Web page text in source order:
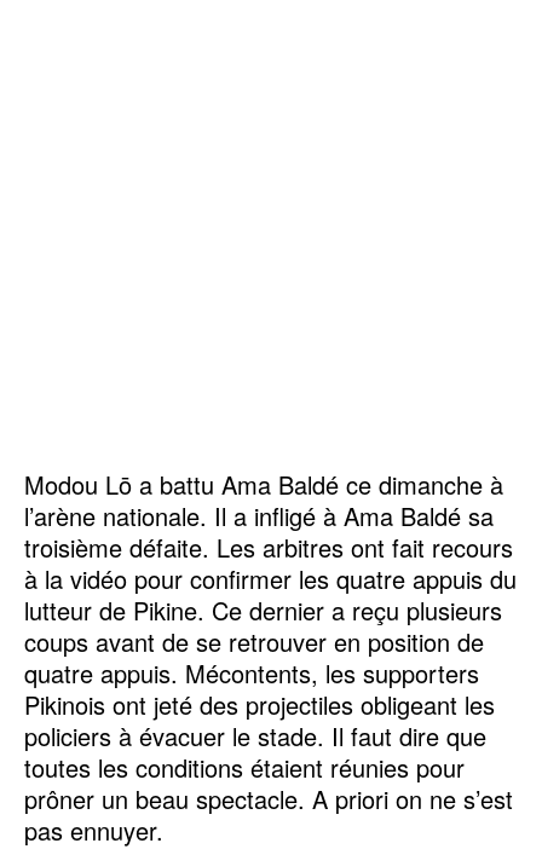
Modou Lō a battu Ama Baldé ce dimanche à
l’arène nationale. Il a infligé à Ama Baldé sa
troisième défaite. Les arbitres ont fait recours
à la vidéo pour confirmer les quatre appuis du
lutteur de Pikine. Ce dernier a reçu plusieurs
coups avant de se retrouver en position de
quatre appuis. Mécontents, les supporters
Pikinois ont jeté des projectiles obligeant les
policiers à évacuer le stade. Il faut dire que
toutes les conditions étaient réunies pour
prôner un beau spectacle. A priori on ne s’est
pas ennuyer.